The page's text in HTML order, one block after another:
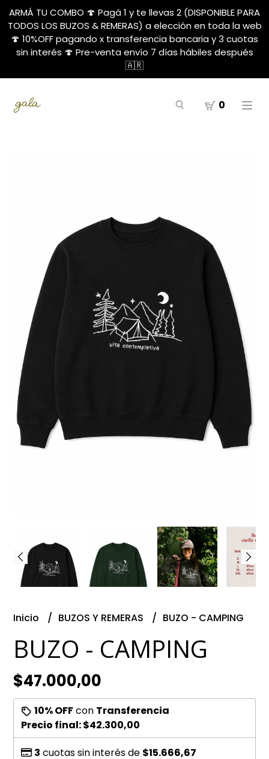
ARMÁ TU COMBO 🍄 Pagá 1 y te llevas 2 (DISPONIBLE PARA
TODOS LOS BUZOS & REMERAS) a elección en toda la web
🍄 10%OFF pagando x transferencia bancaria y 3 cuotas
sin interés 🍄 Pre-venta envío 7 días hábiles después
🇦🇷
0
Inicio BUZOS Y REMERAS BUZO - CAMPING
BUZO - CAMPING
$47.000,00
10% OFFcon Transferencia
Precio final:$42.300,00
3 cuotas sin interés de $15.666,67